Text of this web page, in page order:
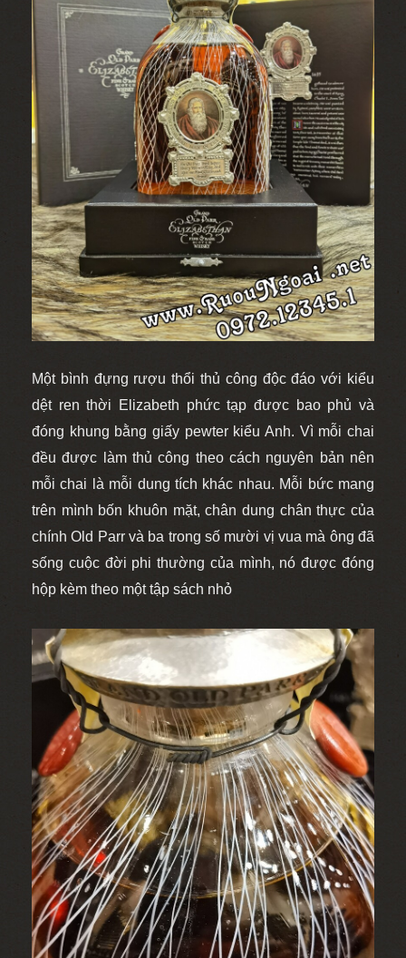
Một bình đựng rượu thổi thủ công độc đáo với kiểu
dệt ren thời Elizabeth phức tạp được bao phủ và
đóng khung bằng giấy pewter kiểu Anh. Vì mỗi chai
đều được làm thủ công theo cách nguyên bản nên
mỗi chai là mỗi dung tích khác nhau. Mỗi bức mang
trên mình bốn khuôn mặt, chân dung chân thực của
chính Old Parr và ba trong số mười vị vua mà ông đã
sống cuộc đời phi thường của mình, nó được đóng
hộp kèm theo một tập sách nhỏ